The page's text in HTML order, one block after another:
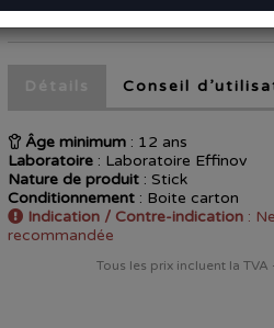
EN STOCK OFFERT
Conseil
Âge minimum : 12 ans
Laboratoire : Laboratoire Effinov
Nature de produit : Stick
Conditionnement : Boite carton
Indication / Contre-indication :
recommandée
Tous les prix incluent la